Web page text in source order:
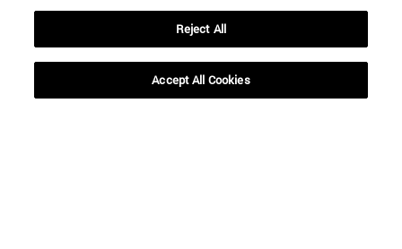
(abre en nueva ventana)
(abre en nueva ventana)
Búsqueda de personas(abre en nueva ventana)
Trabaja con nosotros(abre en nueva ventana)
Reject All
Accept All Cookies